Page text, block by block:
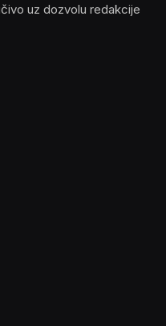
uz dozvolu redakcije